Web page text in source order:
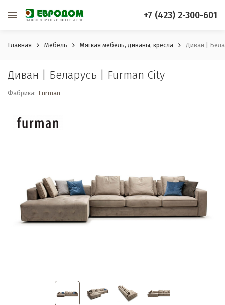
+7 (423) 2-300-601
Главная Мебель Мягкая мебель, диваны, кресла Диван |
Диван | Беларусь | Furman City
Фабрика: Furman